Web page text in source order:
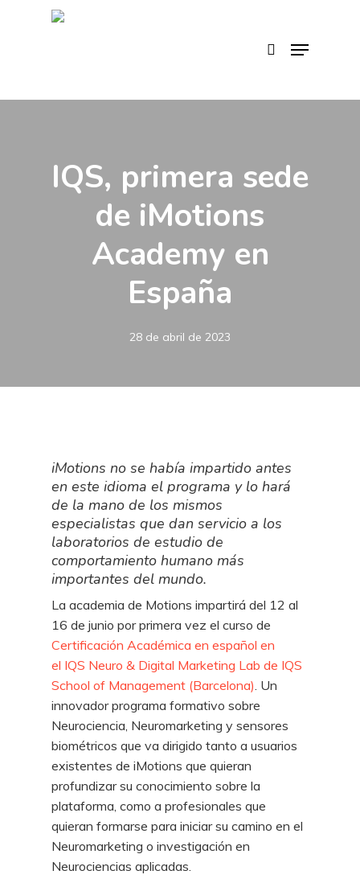
Menu
IQS, primera sede
de iMotions
Academy en
España
28 de abril de 2023
iMotions no se había impartido antes
en este idioma el programa y lo hará
de la mano de los mismos
especialistas que dan servicio a los
laboratorios de estudio de
comportamiento humano más
importantes del mundo.
La academia de Motions impartirá del 12 al
16 de junio por primera vez el curso de
Certificación Académica en español en
el IQS Neuro & Digital Marketing Lab de IQS
School of Management (Barcelona). Un
innovador programa formativo sobre
Neurociencia, Neuromarketing y sensores
biométricos que va dirigido tanto a usuarios
existentes de iMotions que quieran
profundizar su conocimiento sobre la
plataforma, como a profesionales que
quieran formarse para iniciar su camino en el
Neuromarketing o investigación en
Neurociencias aplicadas.